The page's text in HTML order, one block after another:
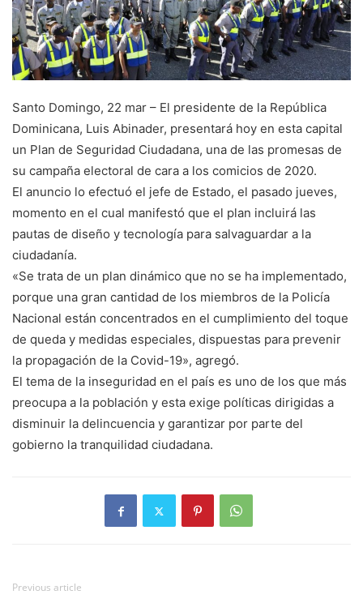
Santo Domingo, 22 mar – El presidente de la República
Dominicana, Luis Abinader, presentará hoy en esta capital
un Plan de Seguridad Ciudadana, una de las promesas de
su campaña electoral de cara a los comicios de 2020.
El anuncio lo efectuó el jefe de Estado, el pasado jueves,
momento en el cual manifestó que el plan incluirá las
pautas de diseño y tecnología para salvaguardar a la
ciudadanía.
«Se trata de un plan dinámico que no se ha implementado,
porque una gran cantidad de los miembros de la Policía
Nacional están concentrados en el cumplimiento del toque
de queda y medidas especiales, dispuestas para prevenir
la propagación de la Covid-19», agregó.
El tema de la inseguridad en el país es uno de los que más
preocupa a la población y esta exige políticas dirigidas a
disminuir la delincuencia y garantizar por parte del
gobierno la tranquilidad ciudadana.
Previous article